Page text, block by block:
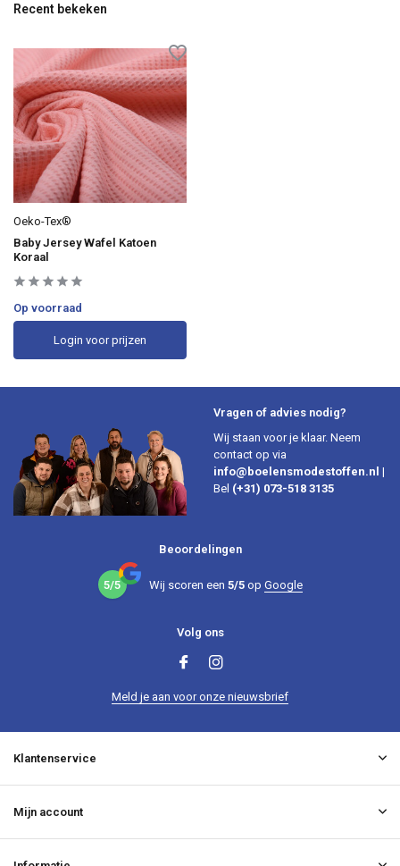
Recent bekeken
Oeko-Tex®
Baby Jersey Wafel Katoen
Koraal
Op voorraad
Login voor prijzen
Vragen of advies nodig?
Wij staan voor je klaar. Neem
contact op via
info@boelensmodestoffen.nl |
Bel (+31) 073-518 3135
Beoordelingen
5/5 Wij scoren een 5/5op Google
Volg ons
Meld je aan voor onze nieuwsbrief
Klantenservice
Mijn account